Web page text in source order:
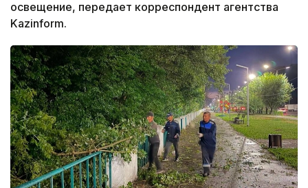
освещение, передает корреспондент агентства
Kazinform.